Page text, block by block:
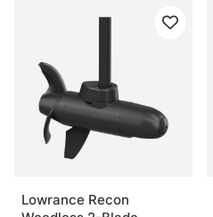
Lowrance Recon